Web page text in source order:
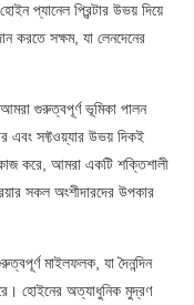
প্যানেল প্রিন্টার উভয় দিয়ে
করতে সক্ষম, যা লেনদেনের
গুরুত্বপূর্ণ ভূমিকা পালন
এবং সফ্টওয়্যার উভয় দিকই
কাজ করে, আমরা একটি শক্তিশালী
সকল অংশীদারদের উপকার
মাইলফলক, যা দৈনন্দিন
হোইনের অত্যাধুনিক মুদ্রণ